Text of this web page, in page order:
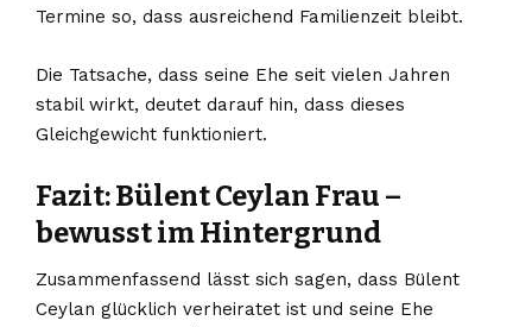
Termine so, dass ausreichend Familienzeit bleibt.
Die Tatsache, dass seine Ehe seit vielen Jahren
stabil wirkt, deutet darauf hin, dass dieses
Gleichgewicht funktioniert.
Fazit: Bülent Ceylan Frau –
bewusst im Hintergrund
Zusammenfassend lässt sich sagen, dass Bülent
Ceylan glücklich verheiratet ist und seine Ehe